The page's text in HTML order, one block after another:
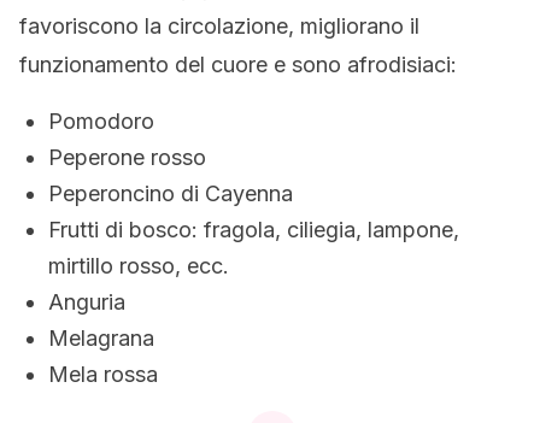
favoriscono la circolazione, migliorano il
funzionamento del cuore e sono afrodisiaci:
Pomodoro
Peperone rosso
Peperoncino di Cayenna
Frutti di bosco: fragola, ciliegia, lampone,
mirtillo rosso, ecc.
Anguria
Melagrana
Mela rossa